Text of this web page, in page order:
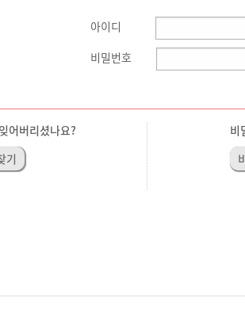
아이디
비밀번호
어버리셨나요?
기
비